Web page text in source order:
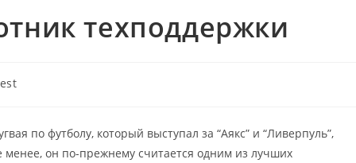
техподдержки
по футболу, который выступал за “Аякс” и “Ливерпуль”,
он по-прежнему считается одним из лучших